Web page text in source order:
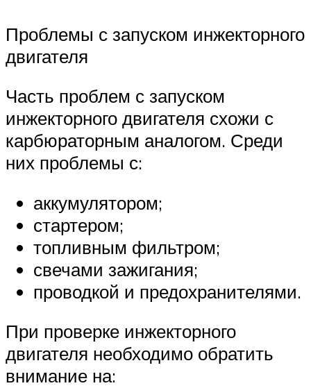
Проблемы с запуском инжекторного
двигателя
Часть проблем с запуском
инжекторного двигателя схожи с
карбюраторным аналогом. Среди
них проблемы с:
аккумулятором;
стартером;
топливным фильтром;
свечами зажигания;
проводкой и предохранителями.
При проверке инжекторного
двигателя необходимо обратить
внимание на: